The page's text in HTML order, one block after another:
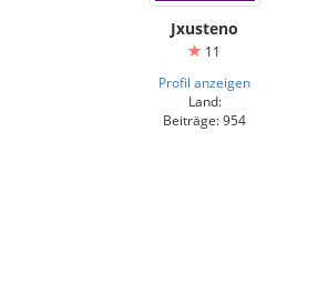
Jxusteno
11
Profil anzeigen
Land:
Beiträge: 954